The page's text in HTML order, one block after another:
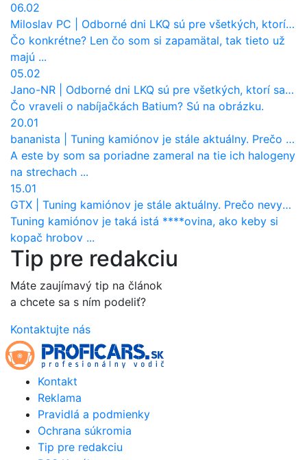
06.02
Miloslav PC
Odborné dni LKQ sú pre všetkých, ktorí sa chcú dozvedieť niečo viac
Čo konkrétne? Len čo som si zapamätal, tak tieto už
majú ...
05.02
Jano-NR
Odborné dni LKQ sú pre všetkých, ktorí sa chcú dozvedieť niečo viac
Čo vraveli o nabíjačkách Batium? Sú na obrázku.
20.01
bananista
Tuning kamiónov je stále aktuálny. Prečo nevyhynul ako pri osobákoch?
A este by som sa poriadne zameral na tie ich halogeny
na strechach ...
15.01
GTX
Tuning kamiónov je stále aktuálny. Prečo nevyhynul ako pri osobákoch?
Tuning kamiónov je taká istá ****ovina, ako keby si
kopač hrobov ...
Tip pre redakciu
Máte zaujímavý tip na článok
a chcete sa s ním podeliť?
Kontaktujte nás
Kontakt
Reklama
Pravidlá a podmienky
Ochrana súkromia
Tip pre redakciu